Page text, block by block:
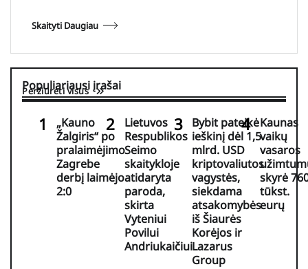
Skaityti Daugiau
Populiariausi įrašai
Peržiūrėti visus
„Kauno
Žalgiris“ po
pralaimėjimo
Zagrebe
derbį laimėjo
2:0
Lietuvos
Respublikos
Seimo
skaitykloje
atidaryta
paroda,
skirta
Vyteniui
Povilui
Andriukaičiui
Bybit pateikė
ieškinį dėl 1,5
mlrd. USD
kriptovaliutos
vagystės,
siekdama
atsakomybės
iš Šiaurės
Korėjos ir
Lazarus
Group
Kaunas
vaikų
vasaros
skyrė
tūkst.
eurų